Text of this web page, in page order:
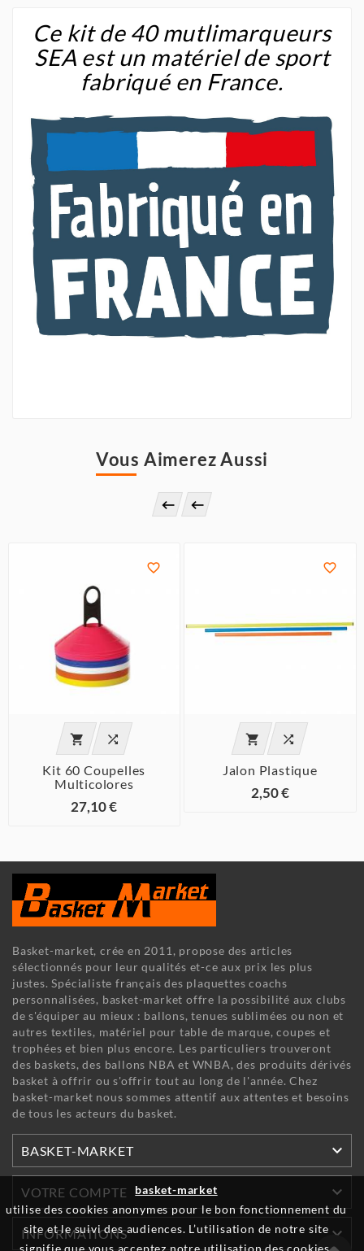
basket-market
utilise des cookies anonymes pour le bon fonctionnement du
site et le suivi des audiences. L’utilisation de notre site
signifie que vous acceptez notre utilisation des cookies.
Ce kit de 40 mutlimarqueurs
SEA est un matériel de sport
fabriqué en France.
Vous Aimerez Aussi
 

 
Kit 60 Coupelles
Multicolores
27,10 €

 
Jalon Plastique
2,50 €
Basket-market, crée en 2011, propose des articles
sélectionnés pour leur qualités et-ce aux prix les plus
justes. Spécialiste français des plaquettes coachs
personnalisées, basket-market offre la possibilité aux clubs
de s'équiper au mieux : ballons, tenues sublimées ou non et
autres textiles, matériel pour table de marque, coupes et
trophées et bien plus encore. Les particuliers trouveront
des baskets, des ballons NBA et WNBA, des produits dérivés
basket à offrir ou s'offrir tout au long de l'année. Chez
basket-market nous sommes attentif aux attentes et besoins
de tous les acteurs du basket.
BASKET-MARKET 
VOTRE COMPTE 
INFORMATIONS 